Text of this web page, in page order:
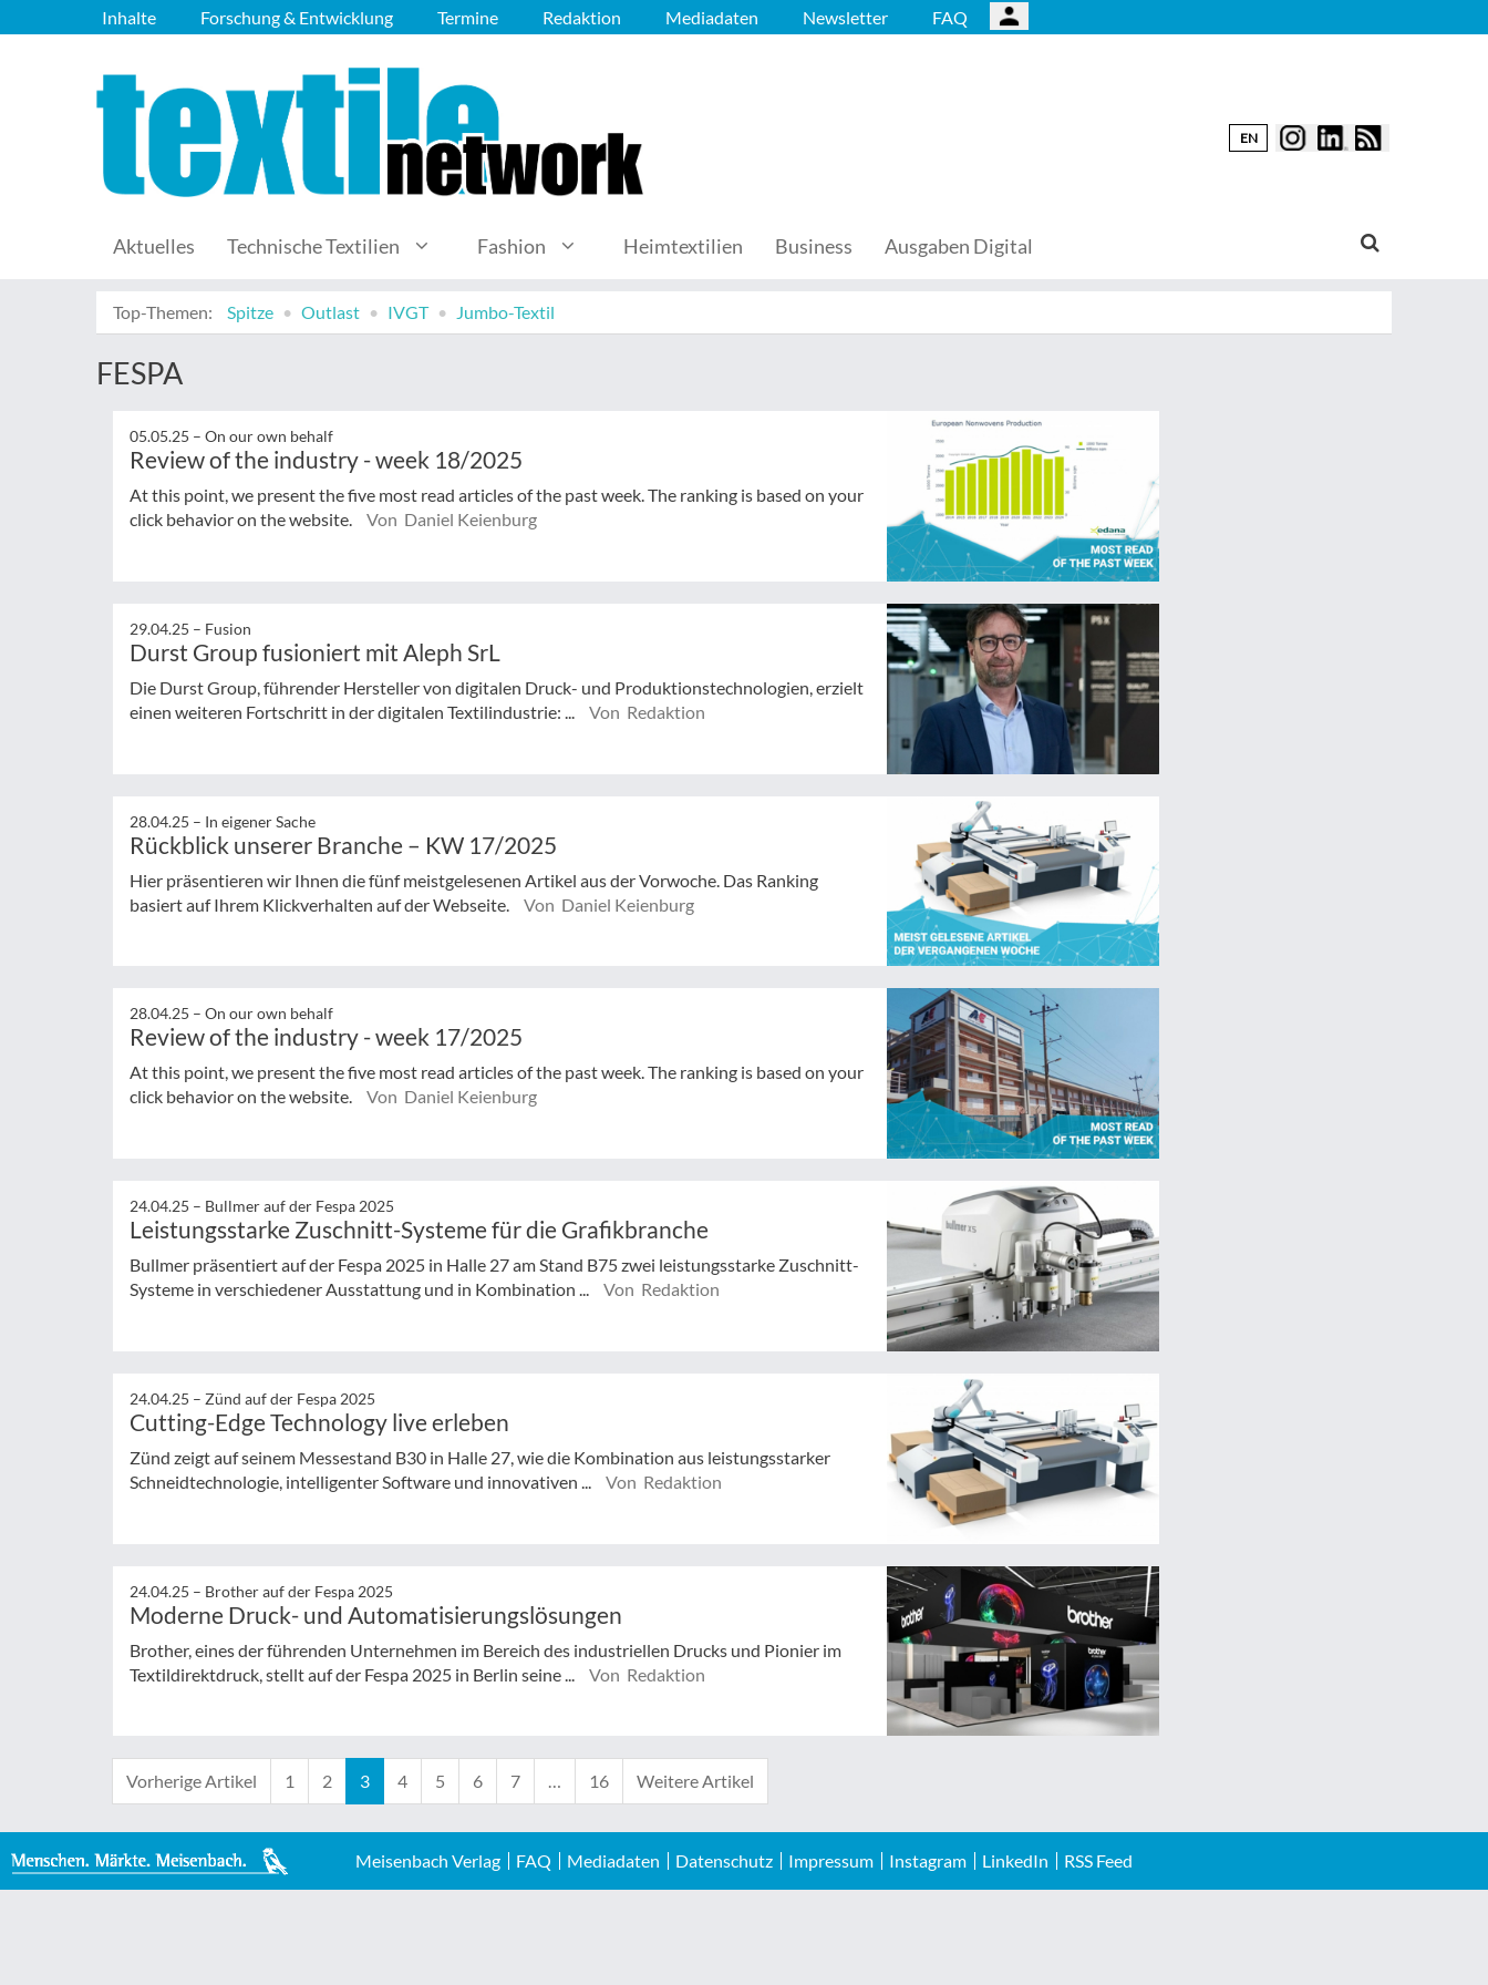
Inhalte Forschung & Entwicklung Termine Redaktion Mediadaten Newsletter FAQ
EN
Aktuelles Technische Textilien Fashion Heimtextilien Business Ausgaben Digital
Top-Themen: Spitze Outlast IVGT Jumbo-Textil
FESPA
05.05.25 – On our own behalf
Review of the industry - week 18/2025
At this point, we present the five most read articles of the past week. The ranking is based on your
click behavior on the website.
Von Daniel Keienburg
29.04.25 – Fusion
Durst Group fusioniert mit Aleph SrL
Die Durst Group, führender Hersteller von digitalen Druck- und Produktionstechnologien, erzielt
einen weiteren Fortschritt in der digitalen Textilindustrie: ...
Von Redaktion
28.04.25 – In eigener Sache
Rückblick unserer Branche – KW 17/2025
Hier präsentieren wir Ihnen die fünf meistgelesenen Artikel aus der Vorwoche. Das Ranking
basiert auf Ihrem Klickverhalten auf der Webseite.
Von Daniel Keienburg
28.04.25 – On our own behalf
Review of the industry - week 17/2025
At this point, we present the five most read articles of the past week. The ranking is based on your
click behavior on the website.
Von Daniel Keienburg
24.04.25 – Bullmer auf der Fespa 2025
Leistungsstarke Zuschnitt-Systeme für die Grafikbranche
Bullmer präsentiert auf der Fespa 2025 in Halle 27 am Stand B75 zwei leistungsstarke Zuschnitt-
Systeme in verschiedener Ausstattung und in Kombination ...
Von Redaktion
24.04.25 – Zünd auf der Fespa 2025
Cutting-Edge Technology live erleben
Zünd zeigt auf seinem Messestand B30 in Halle 27, wie die Kombination aus leistungsstarker
Schneidtechnologie, intelligenter Software und innovativen ...
Von Redaktion
24.04.25 – Brother auf der Fespa 2025
Moderne Druck- und Automatisierungslösungen
Brother, eines der führenden Unternehmen im Bereich des industriellen Drucks und Pionier im
Textildirektdruck, stellt auf der Fespa 2025 in Berlin seine ...
Von Redaktion
Vorherige Artikel 1 2 3 4 5 6 7 … 16 Weitere Artikel
Meisenbach Verlag FAQ Mediadaten Datenschutz Impressum Instagram LinkedIn RSS Feed